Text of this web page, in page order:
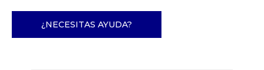
¿NECESITAS AYUDA?